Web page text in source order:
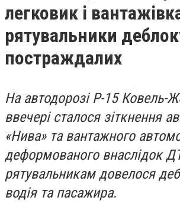
легковик і
рятувальники
постраждалих
На автодорозі Р-15 Ковель-
ввечері сталося зіткнення
«Нива» та вантажного
деформованого внаслідок
рятувальникам довелося
водія та пасажира.